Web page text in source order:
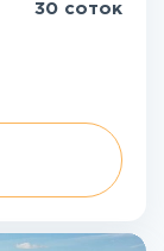
30 соток